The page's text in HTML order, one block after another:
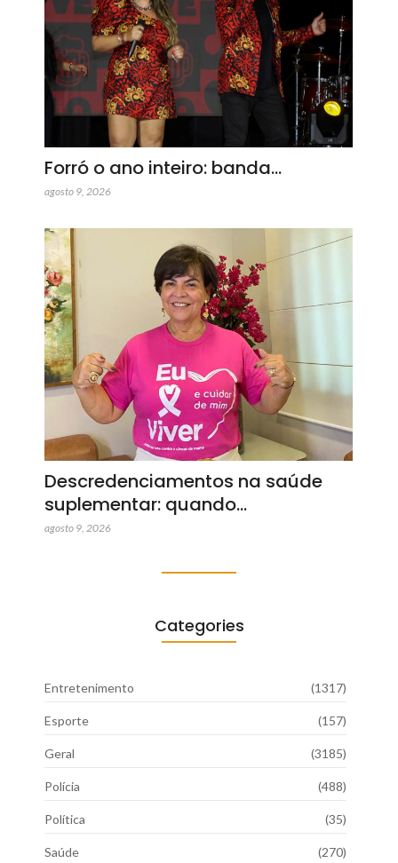
Forró o ano inteiro: banda…
agosto 9, 2026
Descredenciamentos na saúde
suplementar: quando…
agosto 9, 2026
Categories
Entretenimento (1317)
Esporte (157)
Geral (3185)
Polícia (488)
Política (35)
Saúde (270)